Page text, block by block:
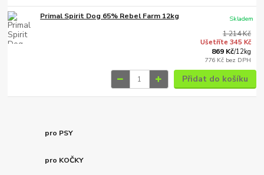
Primal Spirit Dog 65% Rebel Farm 12kg
1 214 Kč
Ušetříte 345 Kč
869 Kč/12kg
776 Kč bez DPH
Skladem
Přidat do košíku
pro PSY
pro KOČKY